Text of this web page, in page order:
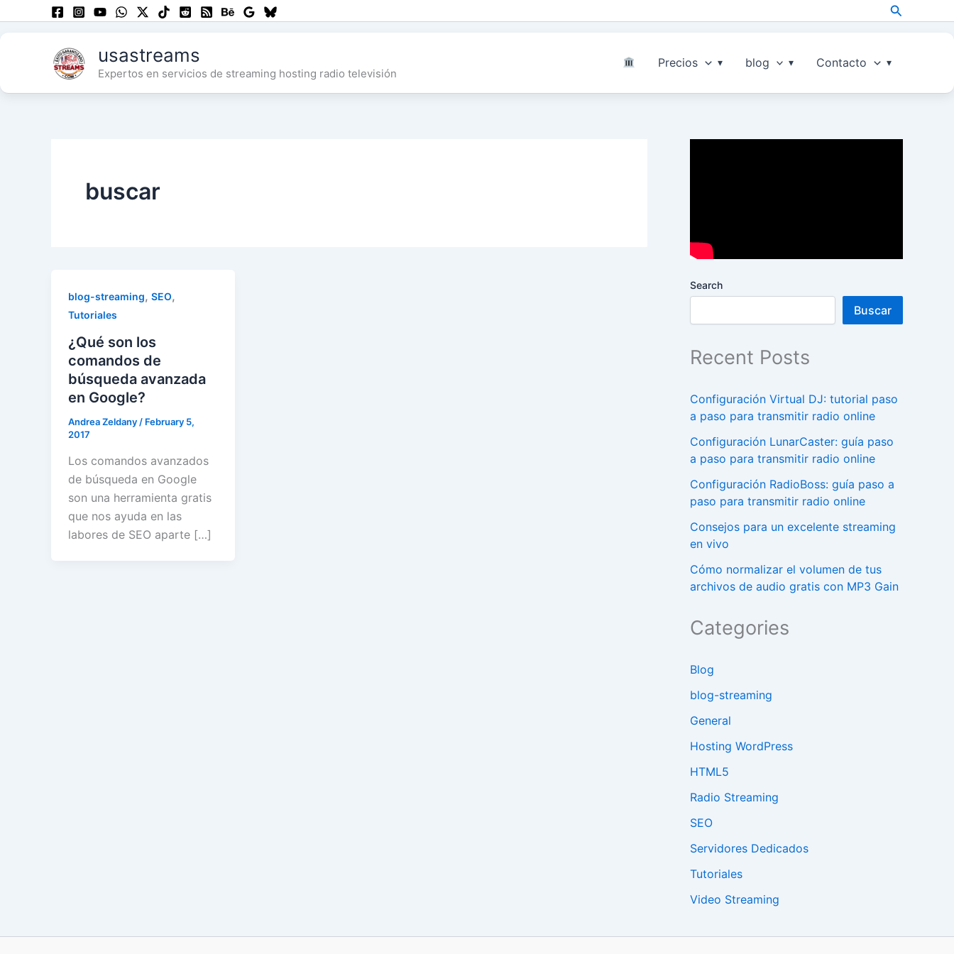
Search
usastreams
Expertos en servicios de streaming hosting radio televisión
Precios blog Contacto
buscar
blog-streaming, SEO,
Tutoriales
¿Qué son los
comandos de
búsqueda avanzada
en Google?
Andrea Zeldany / February 5,
2017
Los comandos avanzados
de búsqueda en Google
son una herramienta gratis
que nos ayuda en las
labores de SEO aparte […]
Search
Buscar
Recent Posts
Configuración Virtual DJ: tutorial paso
a paso para transmitir radio online
Configuración LunarCaster: guía paso
a paso para transmitir radio online
Configuración RadioBoss: guía paso a
paso para transmitir radio online
Consejos para un excelente streaming
en vivo
Cómo normalizar el volumen de tus
archivos de audio gratis con MP3 Gain
Categories
Blog
blog-streaming
General
Hosting WordPress
HTML5
Radio Streaming
SEO
Servidores Dedicados
Tutoriales
Video Streaming